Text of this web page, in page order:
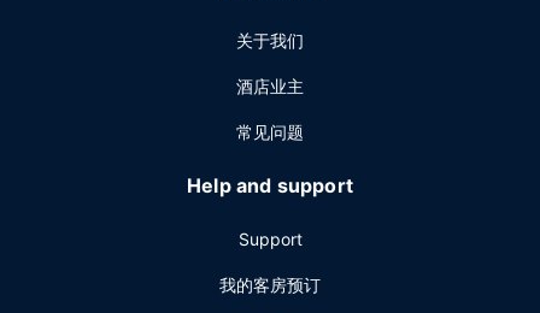
关于我们
酒店业主
常见问题
Help and support
Support
我的客房预订